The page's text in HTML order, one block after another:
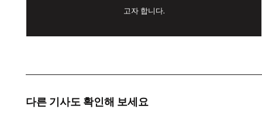
고자 합니다.
다른 기사도 확인해 보세요